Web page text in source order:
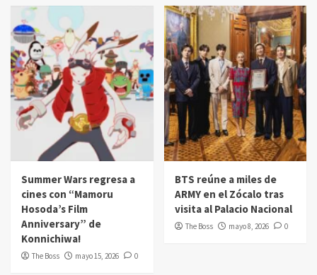
Summer Wars regresa a
cines con “Mamoru
Hosoda’s Film
Anniversary” de
Konnichiwa!
The Boss mayo 15, 2026 0
BTS reúne a miles de
ARMY en el Zócalo tras
visita al Palacio Nacional
The Boss mayo 8, 2026 0